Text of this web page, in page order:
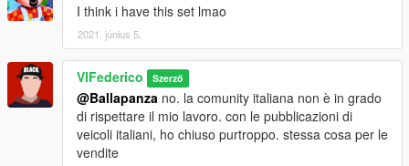
I think i have this set lmao
2021. június 5.
VIFederico Szerző
@Ballapanza no. la comunity italiana non è in grado
di rispettare il mio lavoro. con le pubblicazioni di
veicoli italiani, ho chiuso purtroppo. stessa cosa per le
vendite